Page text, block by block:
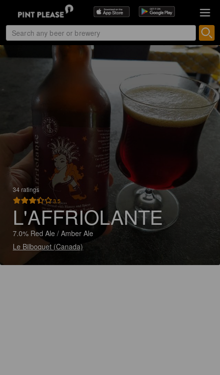
34 ratings
3.5
L'AFFRIOLANTE
7.0% Red Ale / Amber Ale
Le Bilboquet (Canada)